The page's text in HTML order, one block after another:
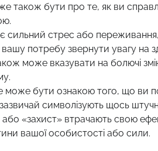
також бути про те, як ви
стрес або переживання,
потребу звернути увагу на
може вказувати на болючі
може бути ознакою того, що ви
символізують щось
«захист» втрачають свою
вашої особистості або сили.